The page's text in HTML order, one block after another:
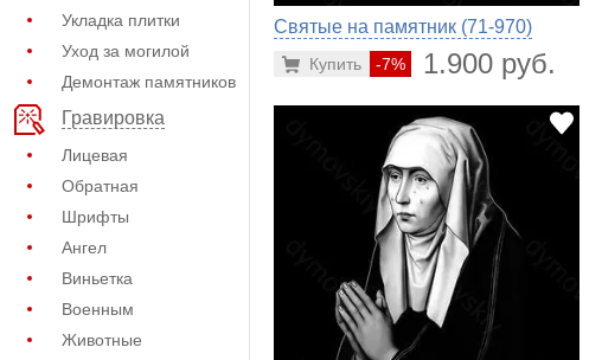
Укладка плитки
Уход за могилой
Демонтаж памятников
Гравировка
Лицевая
Обратная
Шрифты
Ангел
Виньетка
Военным
Животные
Святые на памятник (71-970)
-7% 1.900 руб.
Купить